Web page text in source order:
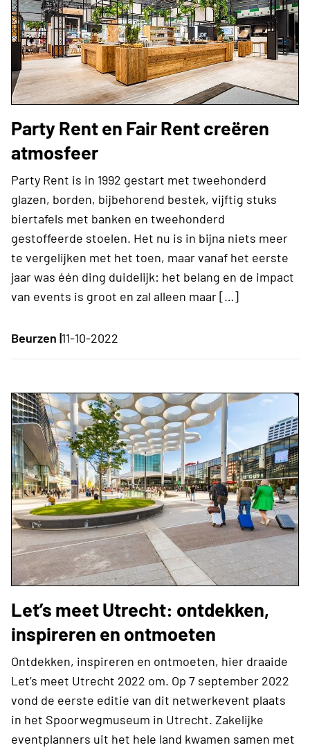
Party Rent en Fair Rent creëren
atmosfeer
Party Rent is in 1992 gestart met tweehonderd
glazen, borden, bijbehorend bestek, vijftig stuks
biertafels met banken en tweehonderd
gestoffeerde stoelen. Het nu is in bijna niets meer
te vergelijken met het toen, maar vanaf het eerste
jaar was één ding duidelijk: het belang en de impact
van events is groot en zal alleen maar […]
Beurzen |11-10-2022
Let’s meet Utrecht: ontdekken,
inspireren en ontmoeten
Ontdekken, inspireren en ontmoeten, hier draaide
Let’s meet Utrecht 2022 om. Op 7 september 2022
vond de eerste editie van dit netwerkevent plaats
in het Spoorwegmuseum in Utrecht. Zakelijke
eventplanners uit het hele land kwamen samen met